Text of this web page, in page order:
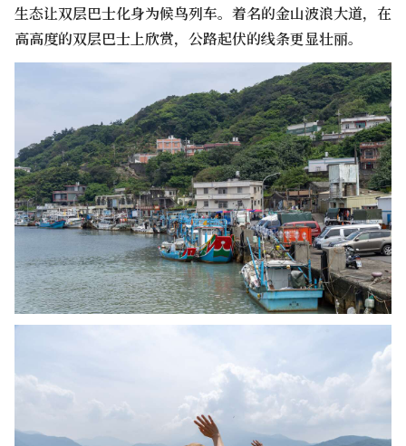
生态让双层巴士化身为候鸟列车。着名的金山波浪大道，在
高高度的双层巴士上欣赏，公路起伏的线条更显壮丽。